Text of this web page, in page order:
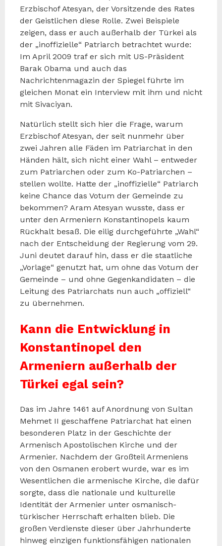
Erzbischof Atesyan, der Vorsitzende des Rates
der Geistlichen diese Rolle. Zwei Beispiele
zeigen, dass er auch außerhalb der Türkei als
der „inoffizielle“ Patriarch betrachtet wurde:
Im April 2009 traf er sich mit US-Präsident
Barak Obama und auch das
Nachrichtenmagazin der Spiegel führte im
gleichen Monat ein Interview mit ihm und nicht
mit Sivaciyan.
Natürlich stellt sich hier die Frage, warum
Erzbischof Atesyan, der seit nunmehr über
zwei Jahren alle Fäden im Patriarchat in den
Händen hält, sich nicht einer Wahl – entweder
zum Patriarchen oder zum Ko-Patriarchen –
stellen wollte. Hatte der „inoffizielle“ Patriarch
keine Chance das Votum der Gemeinde zu
bekommen? Aram Atesyan wusste, dass er
unter den Armeniern Konstantinopels kaum
Rückhalt besaß. Die eilig durchgeführte „Wahl“
nach der Entscheidung der Regierung vom 29.
Juni deutet darauf hin, dass er die staatliche
„Vorlage“ genutzt hat, um ohne das Votum der
Gemeinde – und ohne Gegenkandidaten – die
Leitung des Patriarchats nun auch „offiziell“
zu übernehmen.
Kann die Entwicklung in
Konstantinopel den
Armeniern außerhalb der
Türkei egal sein?
Das im Jahre 1461 auf Anordnung von Sultan
Mehmet II geschaffene Patriarchat hat einen
besonderen Platz in der Geschichte der
Armenisch Apostolischen Kirche und der
Armenier. Nachdem der Großteil Armeniens
von den Osmanen erobert wurde, war es im
Wesentlichen die armenische Kirche, die dafür
sorgte, dass die nationale und kulturelle
Identität der Armenier unter osmanisch-
türkischer Herrschaft erhalten blieb. Die
großen Verdienste dieser über Jahrhunderte
hinweg einzigen funktionsfähigen nationalen